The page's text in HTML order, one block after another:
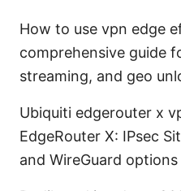
How to use vpn edge
comprehensive guide
streaming, and geo
Ubiquiti edgerouter x
EdgeRouter X: IPsec
and WireGuard options